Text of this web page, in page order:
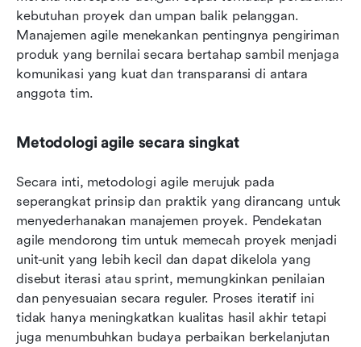
kebutuhan proyek dan umpan balik pelanggan.
Manajemen agile menekankan pentingnya pengiriman
produk yang bernilai secara bertahap sambil menjaga
komunikasi yang kuat dan transparansi di antara
anggota tim.
Metodologi agile secara singkat
Secara inti, metodologi agile merujuk pada
seperangkat prinsip dan praktik yang dirancang untuk
menyederhanakan manajemen proyek. Pendekatan
agile mendorong tim untuk memecah proyek menjadi
unit-unit yang lebih kecil dan dapat dikelola yang
disebut iterasi atau sprint, memungkinkan penilaian
dan penyesuaian secara reguler. Proses iteratif ini
tidak hanya meningkatkan kualitas hasil akhir tetapi
juga menumbuhkan budaya perbaikan berkelanjutan